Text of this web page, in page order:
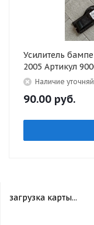
Усилитель
2005 Артикул
Наличие
90.00 руб.
загрузка карты...